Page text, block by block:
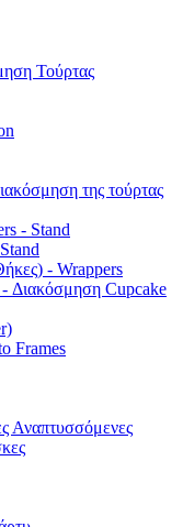
Τούρτας
της τούρτας
- Stand
- Wrappers
Διακόσμηση Cupcake
Frames
Αναπτυσσόμενες